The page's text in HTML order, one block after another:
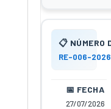
RE-006-2026
27/07/2026